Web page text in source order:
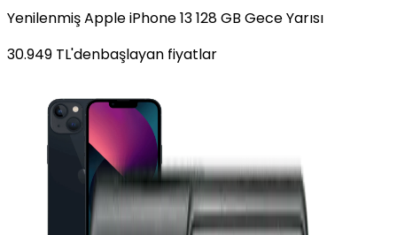
Yenilenmiş Apple iPhone 13 128 GB Gece Yarısı
30.949 TL'denbaşlayan fiyatlar